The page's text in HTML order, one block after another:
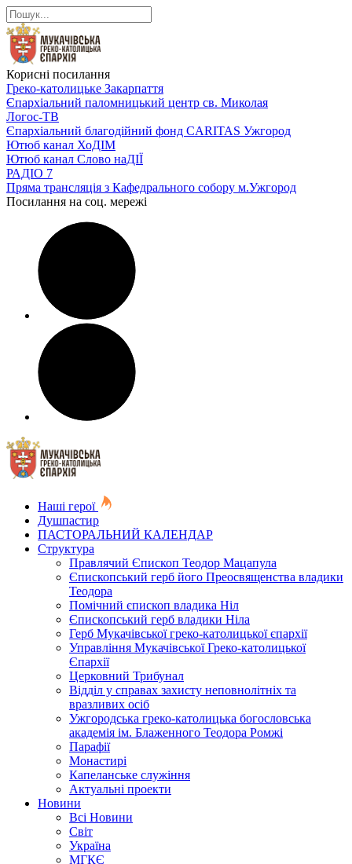
Корисні посилання
Греко-католицьке Закарпаття
Єпархіальний паломницький центр св. Миколая
Логос-ТВ
Єпархіальний благодійний фонд CARITAS Ужгород
Ютюб канал ХоДІМ
Ютюб канал Слово наДІЇ
РАДІО 7
Пряма трансляція з Кафедрального собору м.Ужгород
Посилання на соц. мережі
Наші герої
Душпастир
ПАСТОРАЛЬНИЙ КАЛЕНДАР
Структура
Правлячий Єпископ Теодор Мацапула
Єпископський герб його Преосвященства владики
Теодора
Помічний єпископ владика Ніл
Єпископський герб владики Ніла
Герб Мукачівської греко-католицької єпархії
Управління Мукачівської Греко-католицької
Єпархії
Церковний Трибунал
Відділ у справах захисту неповнолітніх та
вразливих осіб
Ужгородська греко-католицька богословська
академія ім. Блаженного Теодора Ромжі
Парафії
Монастирі
Капеланське служіння
Актуальні проекти
Новини
Всі Новини
Світ
Україна
МГКЄ